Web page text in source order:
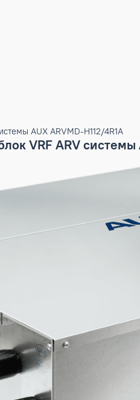
системы AUX ARVMD-H112/
блок VRF ARV